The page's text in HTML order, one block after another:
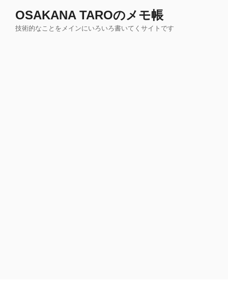
OSAKANA TAROのメモ帳
技術的なことをメインにいろいろ書いてくサイトです